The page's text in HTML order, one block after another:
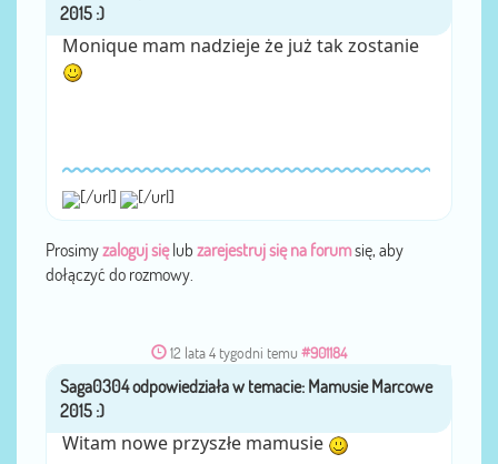
Monique mam nadzieje że już tak zostanie
[/url] [/url]
Prosimyzaloguj sięlub zarejestruj się na forumsię, aby
dołączyć do rozmowy.
12 lata 4 tygodni temu #901184
przezSaga0304
Witam nowe przyszłe mamusie